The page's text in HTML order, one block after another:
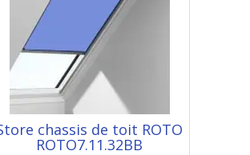
chassis de toit ROTO
ROTO7.11.32BB